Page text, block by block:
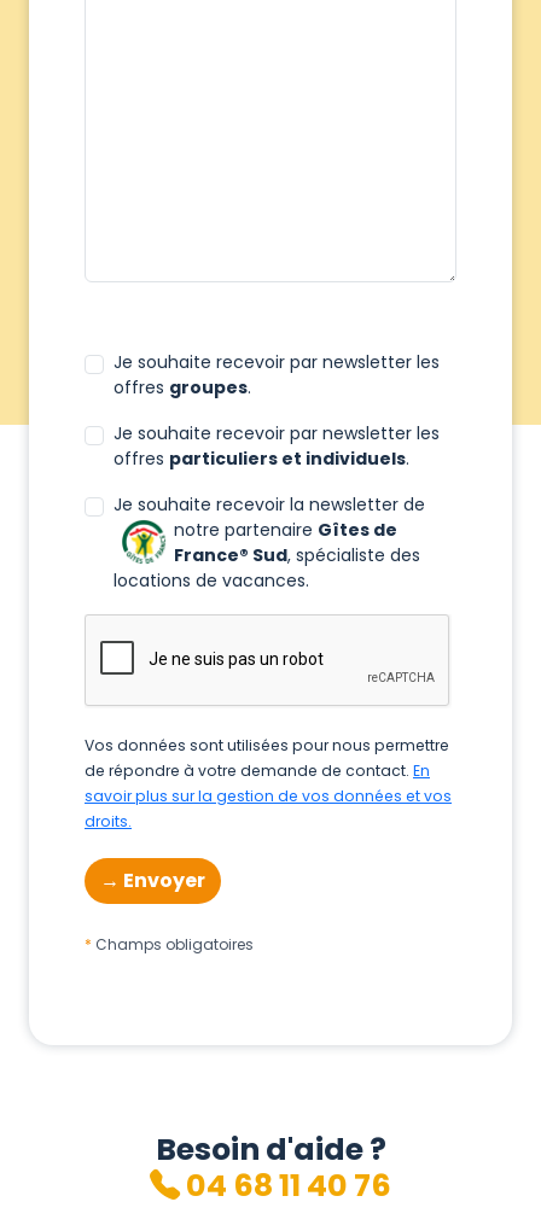
Je souhaite recevoir par newsletter les
offres groupes.
Je souhaite recevoir par newsletter les
offres particuliers et individuels.
Je souhaite recevoir la newsletter de
notre partenaire Gîtes de
France® Sud, spécialiste des
locations de vacances.
Vos données sont utilisées pour nous permettre
de répondre à votre demande de contact. En
savoir plus sur la gestion de vos données et vos
droits.
Champs obligatoires
Besoin d'aide ?
04 68 11 40 76